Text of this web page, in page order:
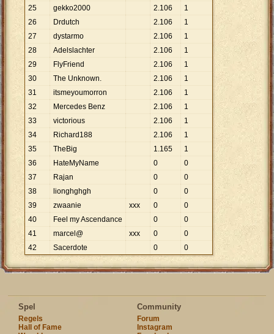
25
gekko2000 2.106
1
26
Drdutch 2.106
1
27
dystarmo 2.106
1
28
Adelslachter 2.106
1
29
FlyFriend 2.106
1
30
The Unknown. 2.106
1
31
itsmeyoumorron 2.106
1
32
Mercedes Benz 2.106
1
33
victorious 2.106
1
34
Richard188 2.106
1
35
TheBig 1.165
1
36
HateMyName 0
0
37
Rajan 0
0
38
lionghghgh 0
0
39
zwaanie xxx 0
0
40
Feel my Ascendance 0
0
41
marcel@ xxx 0
0
42
Sacerdote 0 0
Spel
Regels
Hall of Fame
Community
Forum
Instagram